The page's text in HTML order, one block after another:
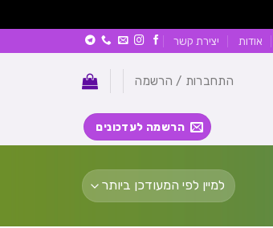
אודות יצירת קשר
התחברות / הרשמה
הרשמה לעדכונים